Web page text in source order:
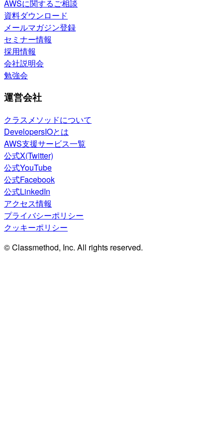
AWSに関するご相談
資料ダウンロード
メールマガジン登録
セミナー情報
採用情報
会社説明会
勉強会
運営会社
クラスメソッドについて
DevelopersIOとは
AWS支援サービス一覧
公式X(Twitter)
公式YouTube
公式Facebook
公式LinkedIn
アクセス情報
プライバシーポリシー
クッキーポリシー
© Classmethod, Inc. All rights reserved.